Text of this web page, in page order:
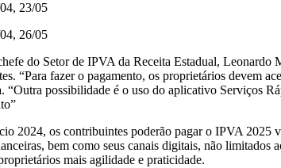
23/05
26/05
do Setor de IPVA da Receita Estadual, Leonardo
“Para fazer o pagamento, os proprietários devem
“Outra possibilidade é o uso do aplicativo Serviços
2024, os contribuintes poderão pagar o IPVA
bem como seus canais digitais, não limitados
mais agilidade e praticidade.